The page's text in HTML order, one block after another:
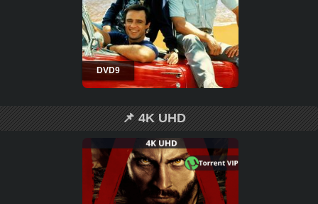
DVD9
📌 4K UHD